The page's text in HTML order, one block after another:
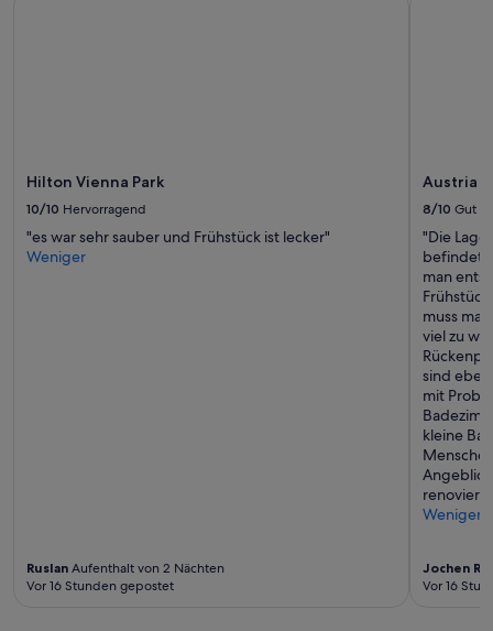
Hilton Vienna Park
10/10 Hervorragend
"es war sehr sauber und Frühstück ist lecker"
Weniger
Ruslan Aufenthalt von 2 Nächten
Vor 16 Stunden gepostet
Austria
8/10 Gut
"Die
befindet
man
muss
viel zu
sind
mit
kleine
renoviert
Weniger
Jochen
Vor 16